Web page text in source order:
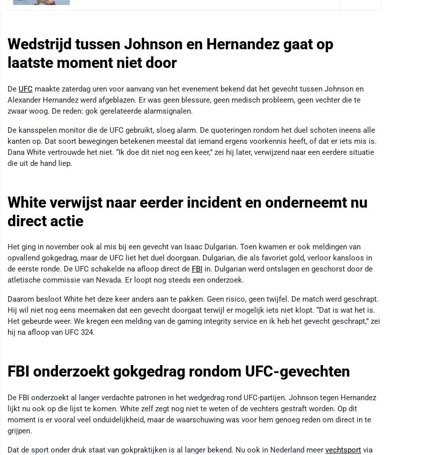
Wedstrijd tussen Johnson en Hernandez gaat op
laatste moment niet door
De UFC maakte zaterdag uren voor aanvang van het evenement bekend dat het gevecht tussen Johnson en
Alexander Hernandez werd afgeblazen. Er was geen blessure, geen medisch probleem, geen vechter die te
zwaar woog. De reden: gok gerelateerde alarmsignalen.
De kansspelen monitor die de UFC gebruikt, sloeg alarm. De quoteringen rondom het duel schoten ineens alle
kanten op. Dat soort bewegingen betekenen meestal dat iemand ergens voorkennis heeft, of dat er iets mis is.
Dana White vertrouwde het niet. “Ik doe dit niet nog een keer,” zei hij later, verwijzend naar een eerdere situatie
die uit de hand liep.
White verwijst naar eerder incident en onderneemt nu
direct actie
Het ging in november ook al mis bij een gevecht van Isaac Dulgarian. Toen kwamen er ook meldingen van
opvallend gokgedrag, maar de UFC liet het duel doorgaan. Dulgarian, die als favoriet gold, verloor kansloos in
de eerste ronde. De UFC schakelde na afloop direct de FBI in. Dulgarian werd ontslagen en geschorst door de
atletische commissie van Nevada. Er loopt nog steeds een onderzoek.
Daarom besloot White het deze keer anders aan te pakken. Geen risico, geen twijfel. De match werd geschrapt.
Hij wil niet nog eens meemaken dat een gevecht doorgaat terwijl er mogelijk iets niet klopt. “Dat is wat het is.
Het gebeurde weer. We kregen een melding van de gaming integrity service en ik heb het gevecht geschrapt,” zei
hij na afloop van UFC 324.
FBI onderzoekt gokgedrag rondom UFC-gevechten
De FBI onderzoekt al langer verdachte patronen in het wedgedrag rond UFC-partijen. Johnson tegen Hernandez
lijkt nu ook op die lijst te komen. White zelf zegt nog niet te weten of de vechters gestraft worden. Op dit
moment is er vooral veel onduidelijkheid, maar de waarschuwing was voor hem genoeg reden om direct in te
grijpen.
Dat de sport onder druk staat van gokpraktijken is al langer bekend. Nu ook in Nederland meer vechtsport via